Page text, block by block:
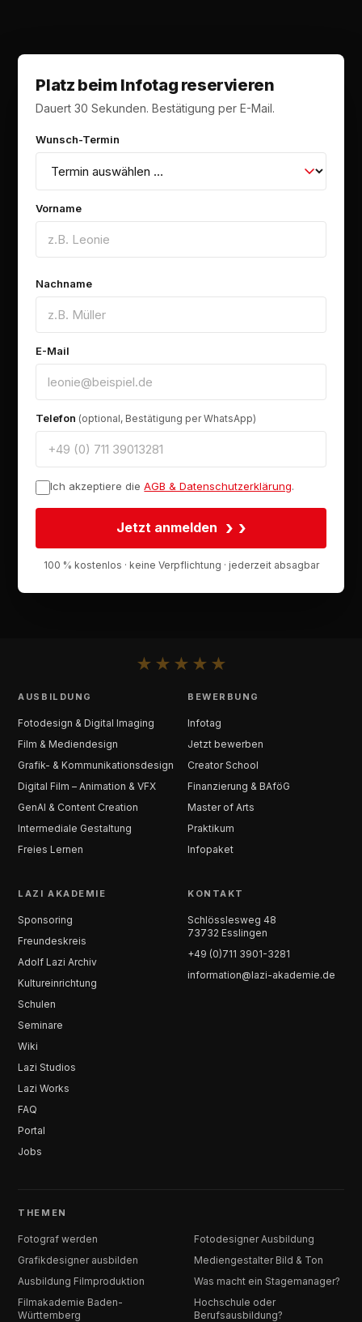
Platz beim Infotag reservieren
Dauert 30 Sekunden. Bestätigung per E-Mail.
Wunsch-Termin
Vorname
Nachname
E-Mail
Telefon (optional, Bestätigung per WhatsApp)
Ich akzeptiere die AGB & Datenschutzerklärung.
Jetzt anmelden ›
100 % kostenlos · keine Verpflichtung · jederzeit absagbar
★ ★ ★ ★ ★
AUSBILDUNG
Fotodesign & Digital Imaging
Film & Mediendesign
Grafik- & Kommunikationsdesign
Digital Film – Animation & VFX
GenAI & Content Creation
Intermediale Gestaltung
Freies Lernen
BEWERBUNG
Infotag
Jetzt bewerben
Creator School
Finanzierung & BAföG
Master of Arts
Praktikum
Infopaket
LAZI AKADEMIE
Sponsoring
Freundeskreis
Adolf Lazi Archiv
Kultureinrichtung
Schulen
Seminare
Wiki
Lazi Studios
Lazi Works
FAQ
Portal
Jobs
KONTAKT
Schlösslesweg 48
73732 Esslingen
+49 (0)711 3901-3281
information@lazi-akademie.de
THEMEN
Fotograf werden
Fotodesigner Ausbildung
Grafikdesigner ausbilden
Mediengestalter Bild & Ton
Ausbildung Filmproduktion
Was macht ein Stagemanager?
Filmakademie Baden-
Württemberg
Hochschule oder
Berufsausbildung?